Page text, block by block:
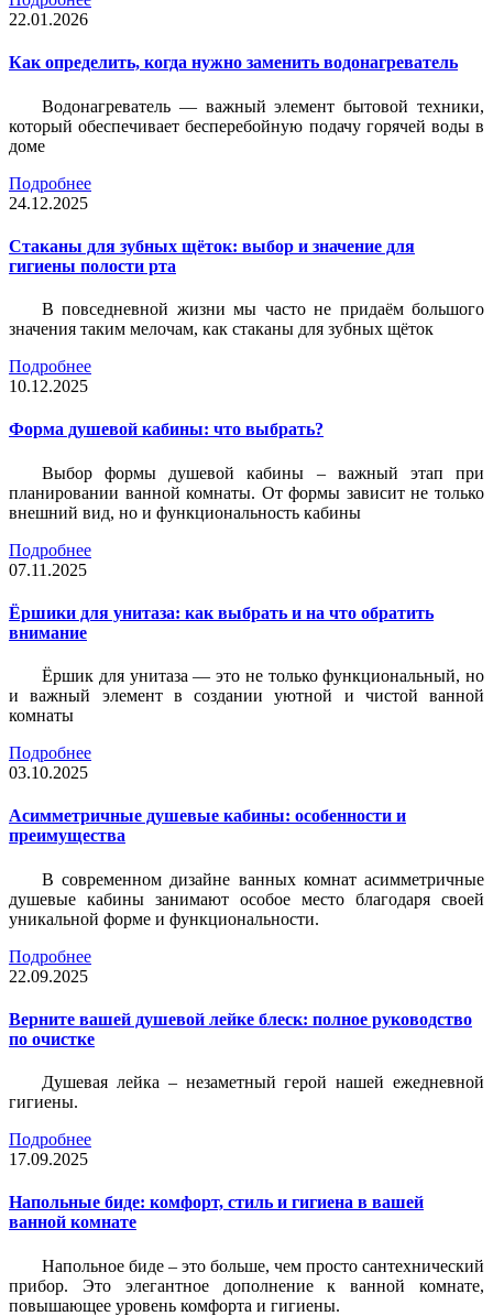
22.01.2026
Как определить, когда нужно заменить водонагреватель
Водонагреватель — важный элемент бытовой техники,
который обеспечивает бесперебойную подачу горячей воды в
доме
Подробнее
24.12.2025
Стаканы для зубных щёток: выбор и значение для
гигиены полости рта
В повседневной жизни мы часто не придаём большого
значения таким мелочам, как стаканы для зубных щёток
Подробнее
10.12.2025
Форма душевой кабины: что выбрать?
Выбор формы душевой кабины – важный этап при
планировании ванной комнаты. От формы зависит не только
внешний вид, но и функциональность кабины
Подробнее
07.11.2025
Ёршики для унитаза: как выбрать и на что обратить
внимание
Ёршик для унитаза — это не только функциональный, но
и важный элемент в создании уютной и чистой ванной
комнаты
Подробнее
03.10.2025
Асимметричные душевые кабины: особенности и
преимущества
В современном дизайне ванных комнат асимметричные
душевые кабины занимают особое место благодаря своей
уникальной форме и функциональности.
Подробнее
22.09.2025
Верните вашей душевой лейке блеск: полное руководство
по очистке
Душевая лейка – незаметный герой нашей ежедневной
гигиены.
Подробнее
17.09.2025
Напольные биде: комфорт, стиль и гигиена в вашей
ванной комнате
Напольное биде – это больше, чем просто сантехнический
прибор. Это элегантное дополнение к ванной комнате,
повышающее уровень комфорта и гигиены.